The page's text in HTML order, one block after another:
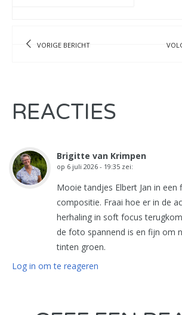
VORIGE BERICHT
REACTIES
Brigitte van Krimpen
op 6 juli 2026 - 19:35 zei:
Mooie tandjes Elbert Jan in een
compositie. Fraai hoe er in de
herhaling in soft focus
de foto spannend is en fijn om
tinten groen.
Log in om te reageren